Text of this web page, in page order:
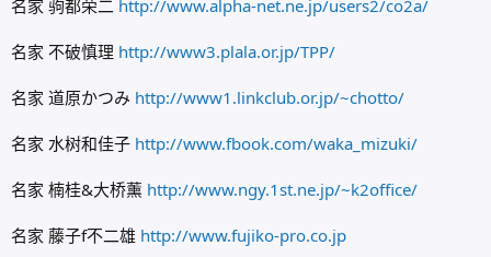
名家 驹都荣二 http://www.alpha-net.ne.jp/users2/co2a/
名家 不破慎理 http://www3.plala.or.jp/TPP/
名家 道原かつみ http://www1.linkclub.or.jp/~chotto/
名家 水树和佳子 http://www.fbook.com/waka_mizuki/
名家 楠桂&大桥薰 http://www.ngy.1st.ne.jp/~k2office/
名家 藤子f不二雄 http://www.fujiko-pro.co.jp